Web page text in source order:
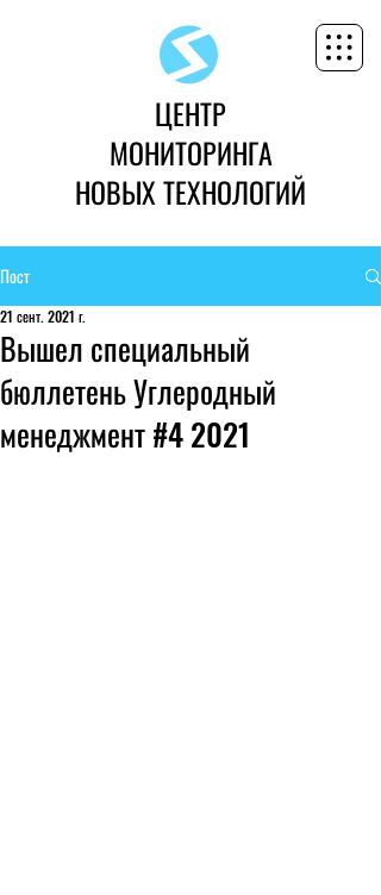
ЦЕНТР
МОНИТОРИНГА
НОВЫХ ТЕХНОЛОГИЙ
Пост
Вышел специальный
бюллетень Углеродный
менеджмент #4 2021
21 сент. 2021 г.